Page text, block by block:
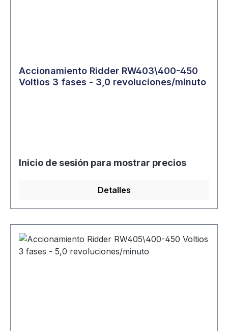
Accionamiento Ridder RW403\400-450
Voltios 3 fases - 3,0 revoluciones/minuto
Inicio de sesión para mostrar precios
Detalles